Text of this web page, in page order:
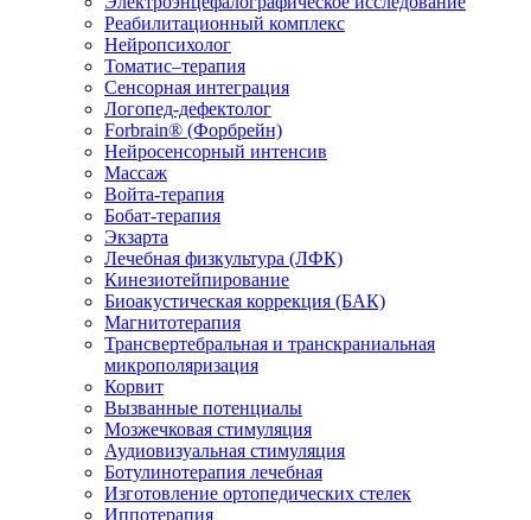
Реабилитационный комплекс
Нейропсихолог
Томатис–терапия
Сенсорная интеграция
Логопед-дефектолог
Forbrain® (Форбрейн)
Нейросенсорный интенсив
Массаж
Войта-терапия
Бобат-терапия
Экзарта
Лечебная физкультура (ЛФК)
Кинезиотейпирование
Биоакустическая коррекция (БАК)
Магнитотерапия
Трансвертебральная и транскраниальная
микрополяризация
Корвит
Вызванные потенциалы
Мозжечковая стимуляция
Аудиовизуальная стимуляция
Ботулинотерапия лечебная
Изготовление ортопедических стелек
Иппотерапия